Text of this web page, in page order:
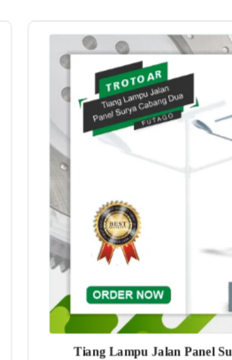
Tiang Lampu Jalan Panel